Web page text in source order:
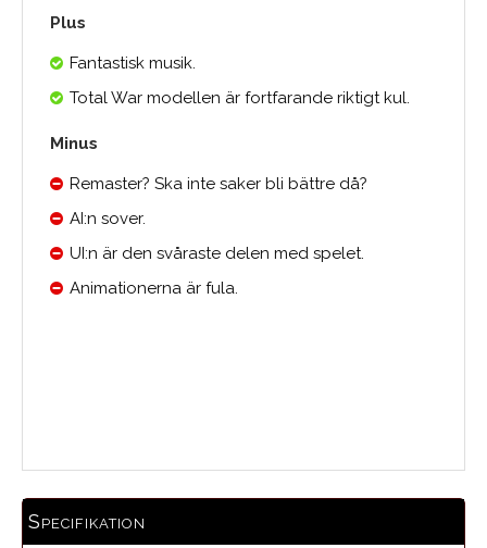
Plus
Fantastisk musik.
Total War modellen är fortfarande riktigt kul.
Minus
Remaster? Ska inte saker bli bättre då?
AI:n sover.
UI:n är den svåraste delen med spelet.
Animationerna är fula.
Specifikation